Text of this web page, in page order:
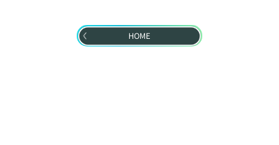
HOME